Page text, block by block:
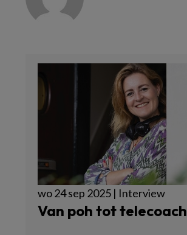
wo 24 sep 2025 | Interview
Van poh tot telecoach